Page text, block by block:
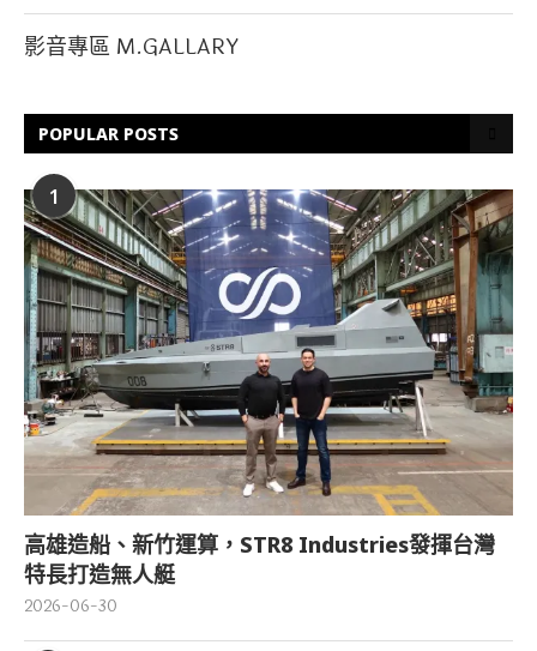
影音專區 M.GALLARY
POPULAR POSTS
1
高雄造船、新竹運算，STR8 Industries發揮台灣
特長打造無人艇
2026-06-30